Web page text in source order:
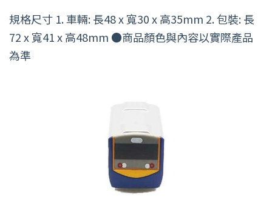
規格尺寸 1. 車輛: 長48 x 寬30 x 高35mm 2. 包裝: 長
72 x 寬41 x 高48mm ●商品顏色與內容以實際產品
為準